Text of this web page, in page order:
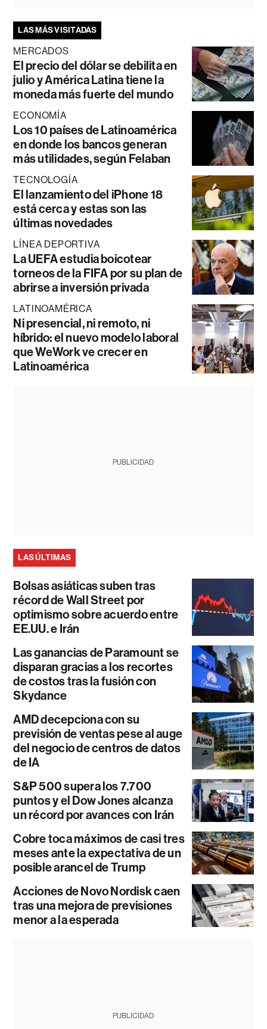
LAS MÁS VISITADAS
MERCADOS
El precio del dólar se debilita en
julio y América Latina tiene la
moneda más fuerte del mundo
ECONOMÍA
Los 10 países de Latinoamérica
en donde los bancos generan
más utilidades, según Felaban
TECNOLOGÍA
El lanzamiento del iPhone 18
está cerca y estas son las
últimas novedades
LÍNEA DEPORTIVA
La UEFA estudia boicotear
torneos de la FIFA por su plan de
abrirse a inversión privada
LATINOAMÉRICA
Ni presencial, ni remoto, ni
híbrido: el nuevo modelo laboral
que WeWork ve crecer en
Latinoamérica
PUBLICIDAD
LAS ÚLTIMAS
Bolsas asiáticas suben tras
récord de Wall Street por
optimismo sobre acuerdo entre
EE.UU. e Irán
Las ganancias de Paramount se
disparan gracias a los recortes
de costos tras la fusión con
Skydance
AMD decepciona con su
previsión de ventas pese al auge
del negocio de centros de datos
de IA
S&P 500 supera los 7.700
puntos y el Dow Jones alcanza
un récord por avances con Irán
Cobre toca máximos de casi tres
meses ante la expectativa de un
posible arancel de Trump
Acciones de Novo Nordisk caen
tras una mejora de previsiones
menor a la esperada
PUBLICIDAD